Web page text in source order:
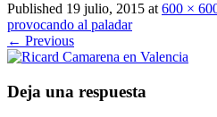
Published 19 julio, 2015 at 600 ×
provocando al paladar
← Previous
Deja una respuesta